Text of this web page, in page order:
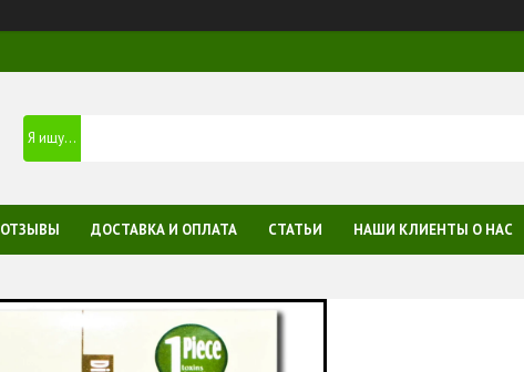
ОТЗЫВЫ ДОСТАВКА И ОПЛАТА СТАТЬИ НАШИ КЛИЕНТЫ О НАС